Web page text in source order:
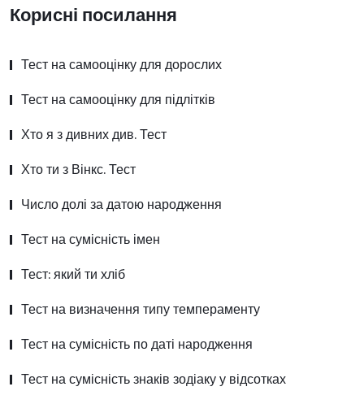
Корисні посилання
Тест на самооцінку для дорослих
Тест на самооцінку для підлітків
Хто я з дивних див. Тест
Хто ти з Вінкс. Тест
Число долі за датою народження
Тест на сумісність імен
Тест: який ти хліб
Тест на визначення типу темпераменту
Тест на сумісність по даті народження
Тест на сумісність знаків зодіаку у відсотках